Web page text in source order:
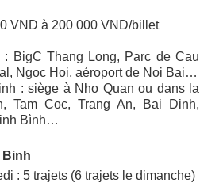
VND à 200 000 VND/billet
BigC Thang Long, Parc de Cau
Ngoc Hoi, aéroport de Noi Bai…
: siège à Nho Quan ou dans la
Tam Coc, Trang An, Bai Dinh,
Bình…
Binh
: 5 trajets (6 trajets le dimanche)